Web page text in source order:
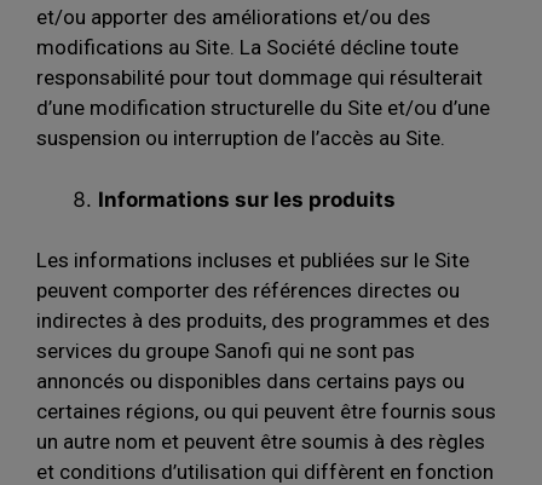
et/ou apporter des améliorations et/ou des
modifications au Site. La Société décline toute
responsabilité pour tout dommage qui résulterait
d’une modification structurelle du Site et/ou d’une
suspension ou interruption de l’accès au Site.
Informations sur les produits
Les informations incluses et publiées sur le Site
peuvent comporter des références directes ou
indirectes à des produits, des programmes et des
services du groupe Sanofi qui ne sont pas
annoncés ou disponibles dans certains pays ou
certaines régions, ou qui peuvent être fournis sous
un autre nom et peuvent être soumis à des règles
et conditions d’utilisation qui diffèrent en fonction